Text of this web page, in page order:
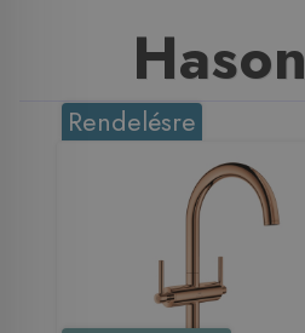
Rendelésre